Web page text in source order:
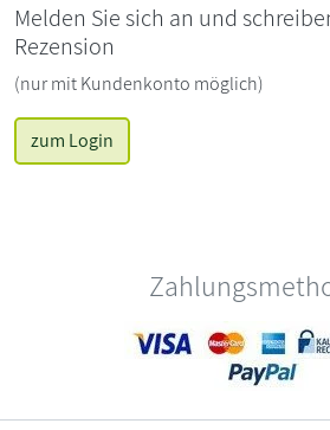
Melden Sie sich an und
Rezension
(nur mit Kundenkonto möglich)
zum Login